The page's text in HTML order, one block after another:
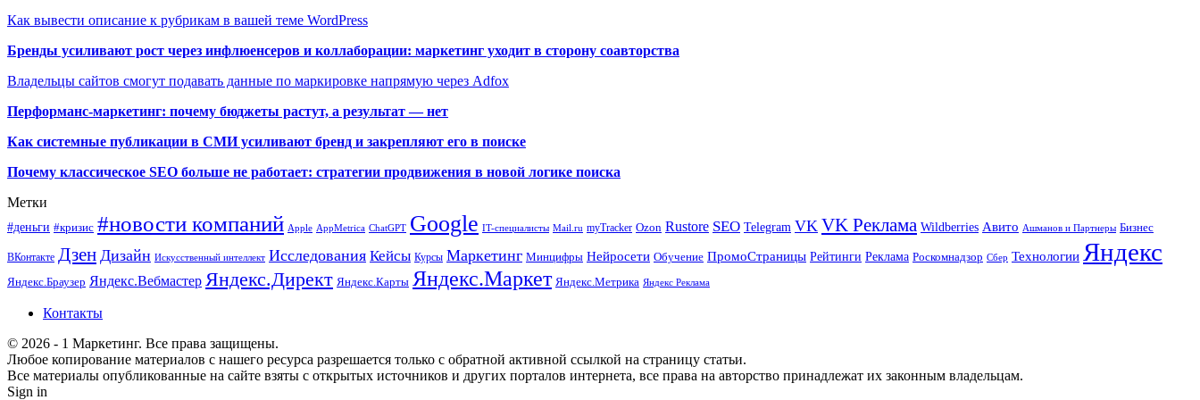
Как вывести описание к рубрикам в вашей теме WordPress
Бренды усиливают рост через инфлюенсеров и коллаборации: маркетинг уходит в сторону соавторства
Владельцы сайтов смогут подавать данные по маркировке напрямую через Adfox
Перформанс-маркетинг: почему бюджеты растут, а результат — нет
Как системные публикации в СМИ усиливают бренд и закрепляют его в поиске
Почему классическое SEO больше не работает: стратегии продвижения в новой логике поиска
Метки
#деньги #кризис #новости компаний Apple AppMetrica ChatGPT Google IT-специалисты Mail.ru myTracker Ozon Rustore SEO Telegram VK VK Реклама Wildberries Авито Ашманов и Партнеры Бизнес
ВКонтакте Дзен Дизайн Искусственный интеллект Исследования Кейсы Курсы Маркетинг Минцифры Нейросети Обучение ПромоСтраницы Рейтинги Реклама Роскомнадзор Сбер Технологии Яндекс
Яндекс.Браузер Яндекс.Вебмастер Яндекс.Директ Яндекс.Карты Яндекс.Маркет Яндекс.Метрика Яндекс Реклама
Контакты
© 2026 - 1 Маркетинг. Все права защищены.
Любое копирование материалов с нашего ресурса разрешается только с обратной активной ссылкой на страницу статьи.
Все материалы опубликованные на сайте взяты с открытых источников и других порталов интернета, все права на авторство принадлежат их законным владельцам.
Sign in